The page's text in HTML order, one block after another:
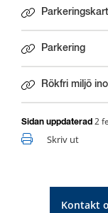
Kontakt
Länk till
Parkering
Rökfri miljö
Sidan uppdaterad 2
Skriv ut